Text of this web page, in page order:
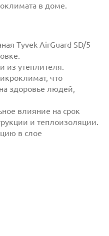
данных
ознакомлен(-а)
в доме.
Tyvek AirGuard SD/5
из утеплителя.
что
здоровье людей,
влияние на срок
и теплоизоляции.
в слое